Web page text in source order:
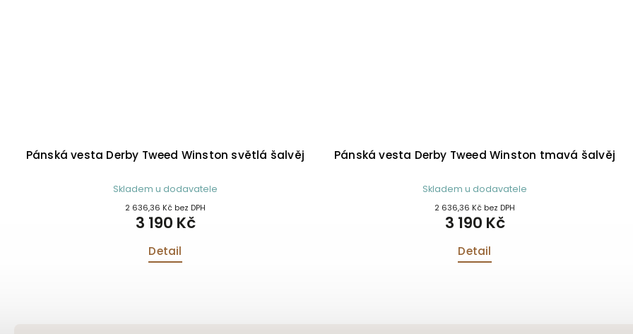
Pánská vesta Derby Tweed Winston světlá šalvěj
Skladem u dodavatele
2 636,36 Kč bez DPH
3 190 Kč
Detail
Pánská vesta Derby Tweed Winston tmavá šalvěj
Skladem u dodavatele
2 636,36 Kč bez DPH
3 190 Kč
Detail